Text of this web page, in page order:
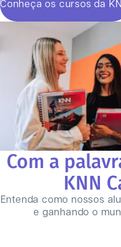
Conheça os cursos da
Com a
KNN
Entenda como nossos
e ganhando o